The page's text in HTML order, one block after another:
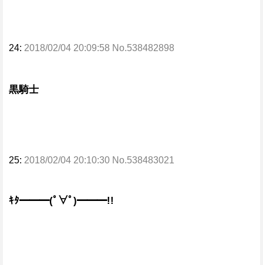
24: 2018/02/04 20:09:58 No.538482898
黒騎士
25: 2018/02/04 20:10:30 No.538483021
ｷﾀ━━━(ﾟ∀ﾟ)━━━!!